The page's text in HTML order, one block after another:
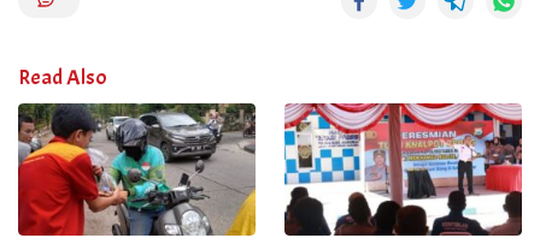
Read Also